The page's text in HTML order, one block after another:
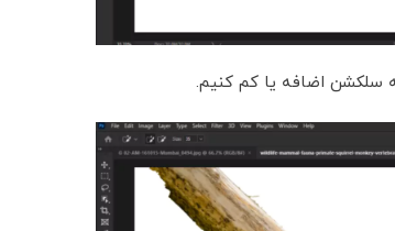
سلکشن اضافه یا کم کنیم.